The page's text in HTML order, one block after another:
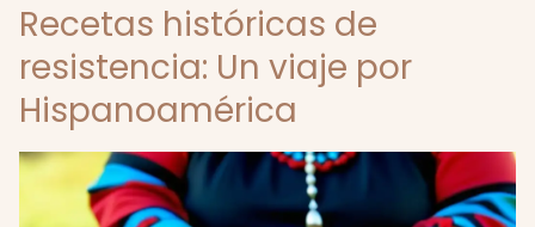
Recetas históricas de
resistencia: Un viaje por
Hispanoamérica